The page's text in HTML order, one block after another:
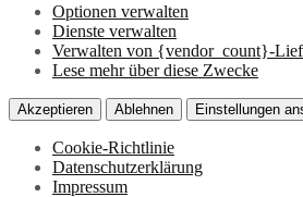
Optionen verwalten
Dienste verwalten
Verwalten von {vendor_count}-
Lese mehr über diese Zwecke
Akzeptieren Ablehnen Einstellungen
Cookie-Richtlinie
Datenschutzerklärung
Impressum